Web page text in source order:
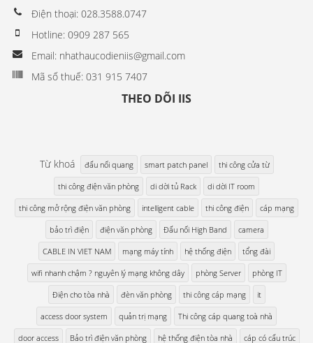
Điện thoại: 028.3588.0747
Hotline: 0909 287 565
Email: nhathaucodieniis@gmail.com
Mã số thuế: 031 915 7407
THEO DÕI IIS
Từ khoá đấu nối quang smart patch panel thi công cửa từ
thi công điện văn phòng di dời tủ Rack di dời IT room
thi công mở rộng điện văn phòng intelligent cable thi công điện cáp mạng
bảo trì điện điện văn phòng Đấu nối High Band camera
CABLE IN VIET NAM mạng máy tính hệ thống điện tổng đài
wifi nhanh chậm ? nguyên lý mạng không dây phòng Server phòng IT
Điện cho tòa nhà đèn văn phòng thi công cáp mạng it
access door system quản trị mạng Thi công cáp quang toà nhà
door access Bảo trì điện văn phòng hệ thống điện tòa nhà cáp có cấu trúc